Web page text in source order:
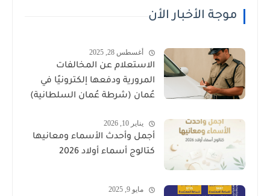
موجة الأخبار الأن
أغسطس 28, 2025
الاستعلام عن المخالفات
المرورية ودفعها إلكترونيًا في
عُمان (شرطة عُمان السلطانية)
يناير 10, 2026
أجمل وأحدث الأسماء ومعانيها
كتالوج أسماء أولاد 2026
مايو 9, 2025